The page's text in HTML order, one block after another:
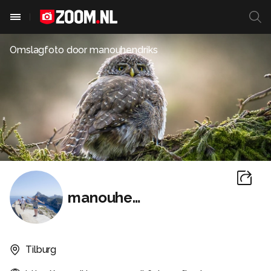
Omslagfoto doormanouhendriks
manouhendriks
Tilburg